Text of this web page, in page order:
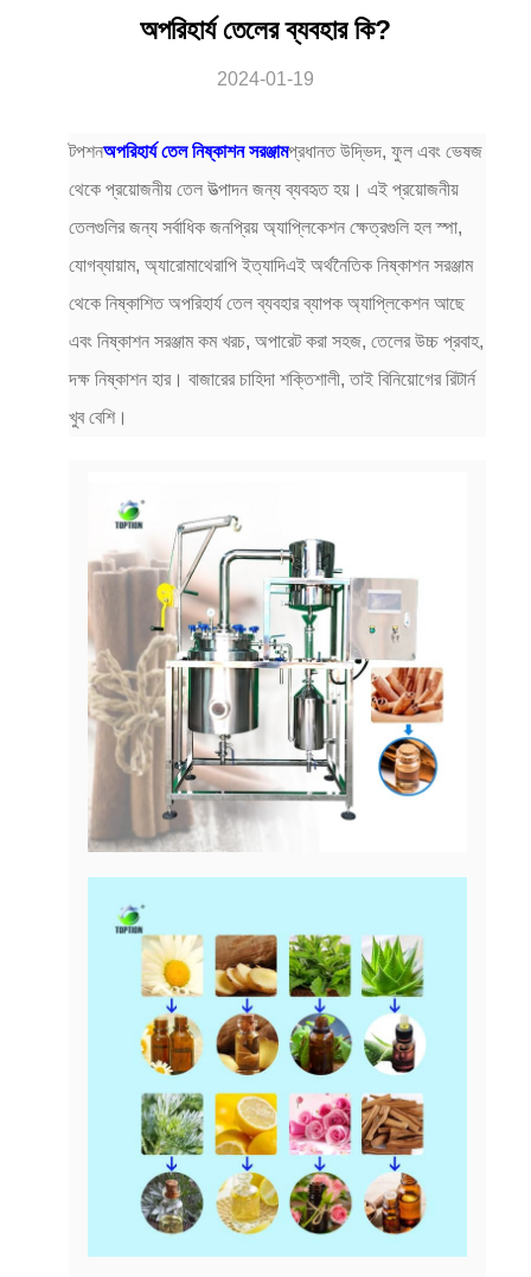
অপরিহার্য তেলের ব্যবহার কি?
2024-01-19
টপশনঅপরিহার্য তেল নিষ্কাশন সরঞ্জামপ্রধানত উদ্ভিদ, ফুল এবং ভেষজ
থেকে প্রয়োজনীয় তেল উত্পাদন জন্য ব্যবহৃত হয়। এই প্রয়োজনীয়
তেলগুলির জন্য সর্বাধিক জনপ্রিয় অ্যাপ্লিকেশন ক্ষেত্রগুলি হল স্পা,
যোগব্যায়াম, অ্যারোমাথেরাপি ইত্যাদিএই অর্থনৈতিক নিষ্কাশন সরঞ্জাম
থেকে নিষ্কাশিত অপরিহার্য তেল ব্যবহার ব্যাপক অ্যাপ্লিকেশন আছে
এবং নিষ্কাশন সরঞ্জাম কম খরচ, অপারেট করা সহজ, তেলের উচ্চ প্রবাহ,
দক্ষ নিষ্কাশন হার। বাজারের চাহিদা শক্তিশালী, তাই বিনিয়োগের রিটার্ন
খুব বেশি।